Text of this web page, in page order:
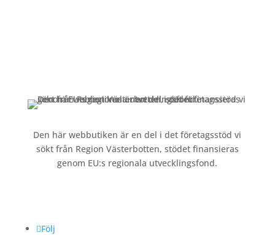
Den här webbutiken är en del i det företagsstöd vi
sökt från Region Västerbotten, stödet finansieras
genom EU:s regionala utvecklingsfond.
Följ